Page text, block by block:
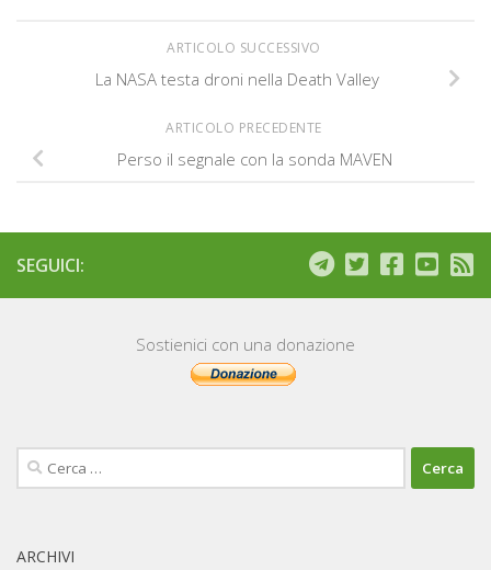
ARTICOLO SUCCESSIVO
La NASA testa droni nella Death Valley
ARTICOLO PRECEDENTE
Perso il segnale con la sonda MAVEN
SEGUICI:
Sostienici con una donazione
Ricerca
per:
ARCHIVI